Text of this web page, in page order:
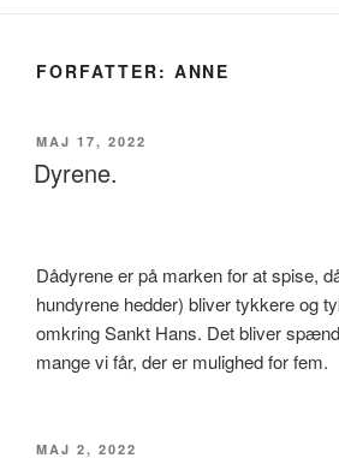
FORFATTER: ANNE
UDGIVET
DEN
MAJ 17, 2022
Dyrene.
Dådyrene er på marken for at spise,
hundyrene hedder) bliver tykkere og
omkring Sankt Hans. Det bliver
mange vi får, der er mulighed for fem.
UDGIVET
MAJ 2, 2022